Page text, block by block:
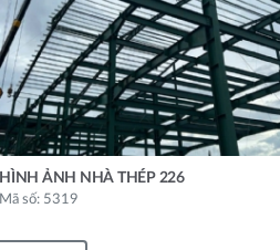
HÌNH ẢNH NHÀ THÉP 226
Mã số: 5319